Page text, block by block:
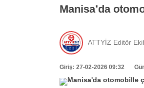
Manisa’da
ATTYİZ Editör
Giriş: 27-02-2026 09:32